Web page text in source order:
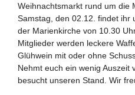
Weihnachtsmarkt rund um die
Samstag, den 02.12. findet ihr
der Marienkirche von 10.30
Mitglieder werden leckere
Glühwein mit oder ohne
Nehmt euch ein wenig Auszeit
besucht unseren Stand. Wir